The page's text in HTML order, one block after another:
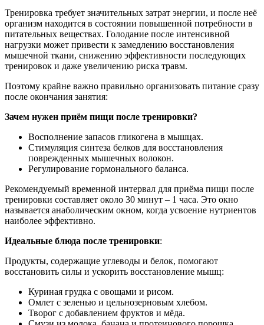
Тренировка требует значительных затрат энергии, и после неё
организм находится в состоянии повышенной потребности в
питательных веществах. Голодание после интенсивной
нагрузки может привести к замедлению восстановления
мышечной ткани, снижению эффективности последующих
тренировок и даже увеличению риска травм.
Поэтому крайне важно правильно организовать питание сразу
после окончания занятия:
Зачем нужен приём пищи после тренировки?
Восполнение запасов гликогена в мышцах.
Стимуляция синтеза белков для восстановления
поврежденных мышечных волокон.
Регулирование гормонального баланса.
Рекомендуемый временной интервал для приёма пищи после
тренировки составляет около 30 минут – 1 часа. Это окно
называется анаболическим окном, когда усвоение нутриентов
наиболее эффективно.
Идеальные блюда после тренировки:
Продукты, содержащие углеводы и белок, помогают
восстановить силы и ускорить восстановление мышц:
Куриная грудка с овощами и рисом.
Омлет с зеленью и цельнозерновым хлебом.
Творог с добавлением фруктов и мёда.